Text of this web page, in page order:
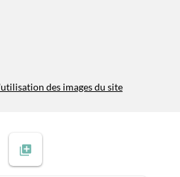
des images du site